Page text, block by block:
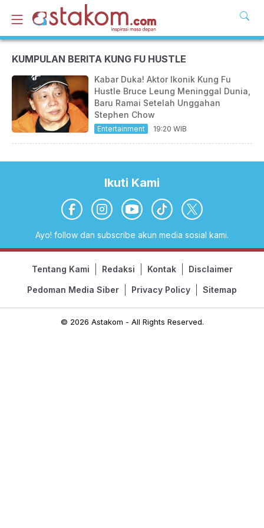
KUMPULAN BERITA KUNG FU HUSTLE
Kabar Duka! Aktor Ikonik Kung Fu
Hustle Bruce Leung Meninggal Dunia,
Baru Ramai Setelah Unggahan
Stephen Chow
Entertainment 19:20 WIB
Ikuti Kami
Ayo! follow dan subscribe akun media sosial kami.
Tentang Kami Redaksi Kontak Disclaimer
Pedoman Media Siber Privacy Policy Sitemap
© 2026 Astakom - All Rights Reserved.